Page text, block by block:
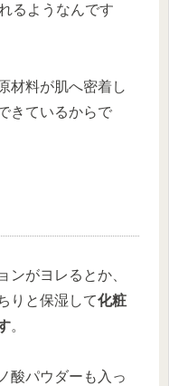
るようなんです
材料が肌へ密着し
きているからで
ンがヨレるとか、
りと保湿して化粧
。
酸パウダーも入っ